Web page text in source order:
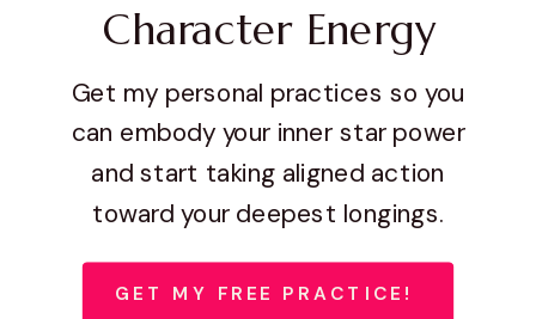
Character Energy
Get my personal practices so you
can embody your inner star power
and start taking aligned action
toward your deepest longings.
GET MY FREE PRACTICE!